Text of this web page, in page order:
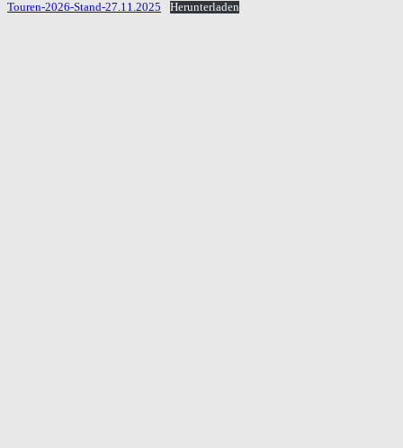
Touren-2026-Stand-27.11.2025 Herunterladen